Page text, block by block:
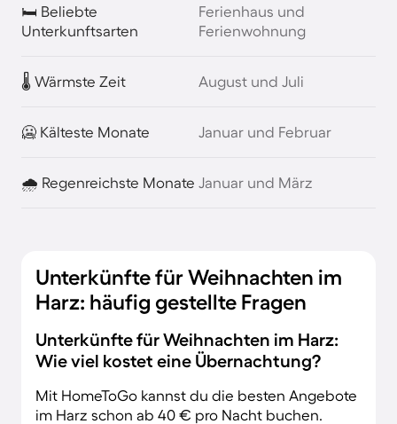
🛏️ Beliebte
Unterkunftsarten
Ferienhaus und
Ferienwohnung
🌡️ Wärmste Zeit August und Juli
🥶 Kälteste Monate Januar und Februar
🌧️ Regenreichste Monate Januar und März
Unterkünfte für Weihnachten im
Harz: häufig gestellte Fragen
Unterkünfte für Weihnachten im Harz:
Wie viel kostet eine Übernachtung?
Mit HomeToGo kannst du die besten Angebote
im Harz schon ab 40 € pro Nacht buchen.